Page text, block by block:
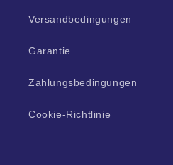
Versandbedingungen
Garantie
Zahlungsbedingungen
Cookie-Richtlinie